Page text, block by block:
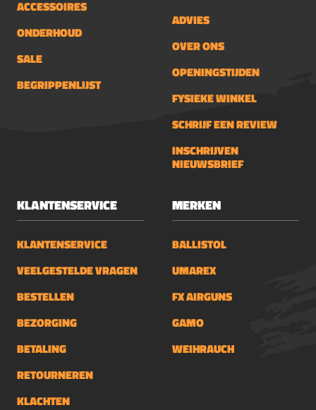
ACCESSOIRES
ONDERHOUD
SALE
BEGRIPPENLIJST
ADVIES
OVER ONS
OPENINGSTIJDEN
FYSIEKE WINKEL
SCHRIJF EEN REVIEW
INSCHRIJVEN
NIEUWSBRIEF
KLANTENSERVICE
KLANTENSERVICE
VEELGESTELDE VRAGEN
BESTELLEN
BEZORGING
BETALING
RETOURNEREN
KLACHTEN
MERKEN
BALLISTOL
UMAREX
FX AIRGUNS
GAMO
WEIHRAUCH